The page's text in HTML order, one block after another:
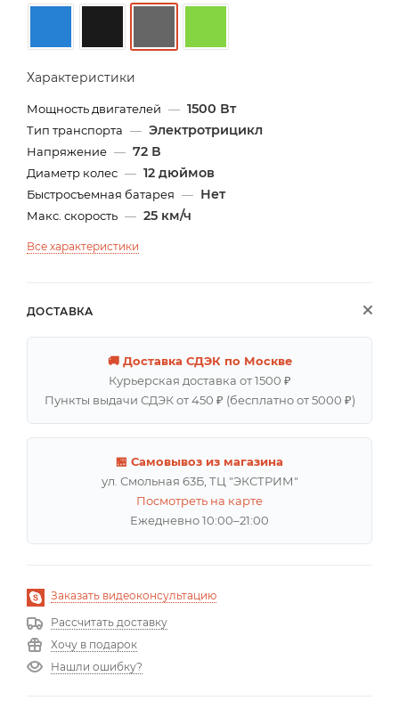
Характеристики
Мощность двигателей — 1500 Вт
Тип транспорта — Электротрицикл
Напряжение — 72 В
Диаметр колес — 12 дюймов
Быстросъемная батарея — Нет
Макс. скорость — 25 км/ч
Все характеристики
ДОСТАВКА
🚚 Доставка СДЭК по Москве
Курьерская доставка от 1500 ₽
Пункты выдачи СДЭК от 450 ₽ (бесплатно от 5000 ₽)
🏪 Самовывоз из магазина
ул. Смольная 63Б, ТЦ "ЭКСТРИМ"
Посмотреть на карте
Ежедневно 10:00–21:00
Заказать видеоконсультацию
Рассчитать доставку
Хочу в подарок
Нашли ошибку?